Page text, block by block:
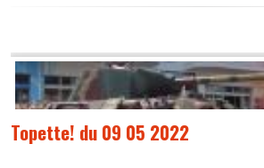
Topette! du 09 05 2022